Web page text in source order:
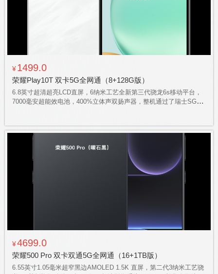
¥1499.0
荣耀Play10T 双卡5G全网通（8+128G版）
6.8英寸超清超亮LCD直屏，6纳米工艺全新第三代骁龙6s移动平台，
7000毫安超能效电池，400%立体声双扬声器，整机通过了瑞士SGS
¥4699.0
荣耀500 Pro 双卡双通5G全网通（16+1TB版）
6.55英寸1.05毫米超窄黑边AMOLED 1.5K 直屏，第二代3纳米工艺骁